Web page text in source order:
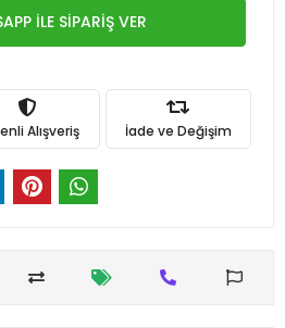
İLE SİPARİŞ VER
Alışveriş İade ve Değişim